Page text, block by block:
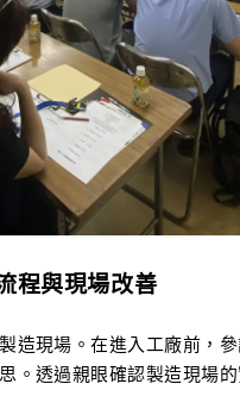
程與現場改善
造現場。在進入工廠前，
。透過親眼確認製造現場